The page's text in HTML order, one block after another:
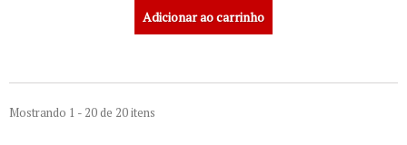
Adicionar ao carrinho
Mostrando 1 - 20 de 20 itens